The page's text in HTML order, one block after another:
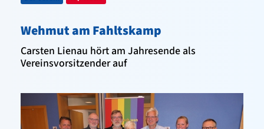
Wehmut am Fahltskamp
Carsten Lienau hört am Jahresende als
Vereinsvorsitzender auf